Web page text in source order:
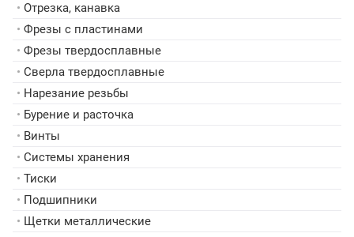
• Отрезка, канавка
• Фрезы с пластинами
• Фрезы твердосплавные
• Сверла твердосплавные
• Нарезание резьбы
• Бурение и расточка
• Винты
• Системы хранения
• Тиски
• Подшипники
• Щетки металлические